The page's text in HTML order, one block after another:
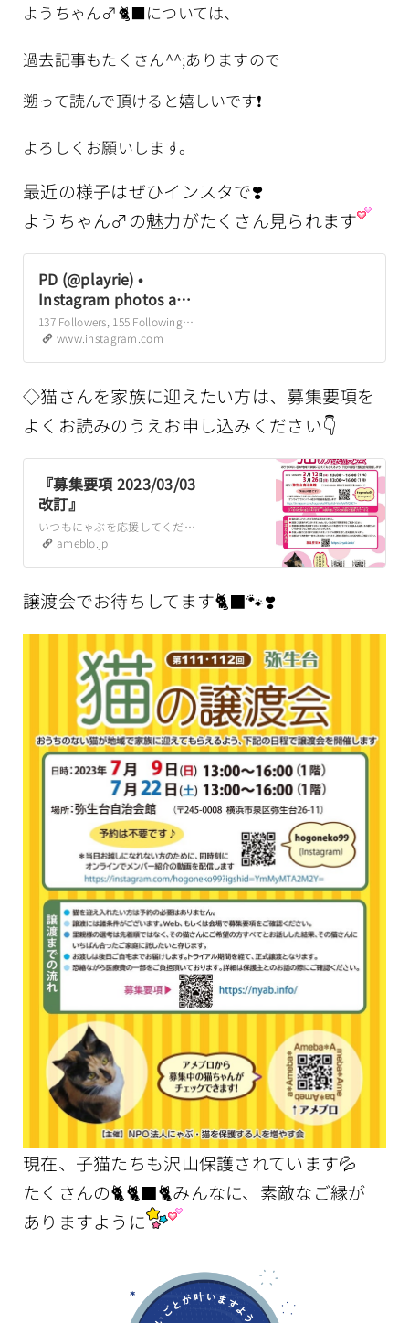
ようちゃん♂🐈‍⬛については、
過去記事もたくさん^^;ありますので
遡って読んで頂けると嬉しいです❗️
よろしくお願いします。
最近の様子はぜひインスタで❣️
ようちゃん♂の魅力がたくさん見られます
PD (@playrie) •
Instagram photos and
videos
137 Followers, 155 Following, 370 Posts – See Instagram photos and videos from PD (@playrie)
www.instagram.com
◇猫さんを家族に迎えたい方は、募集要項を
よくお読みのうえお申し込みください👇
『募集要項 2023/03/03
改訂』
いつもにゃぶを応援してくださりありがとうございます。猫の伊藤です。フードやトイレ砂、医療費のご支援や、賛助会員に登録していただいた皆様、本当にありがとうござい…
ameblo.jp
譲渡会でお待ちしてます🐈‍⬛🐾❣️
現在、子猫たちも沢山保護されています💦
たくさんの🐈🐈‍⬛🐈みんなに、素敵なご縁が
ありますように